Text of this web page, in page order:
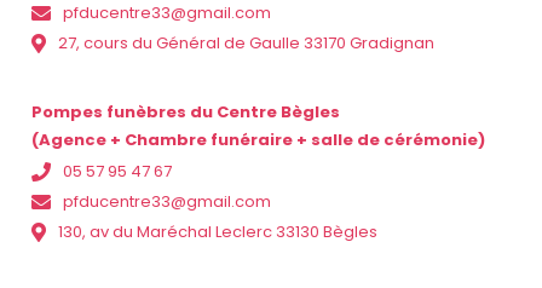
pfducentre33@gmail.com
27, cours du Général de Gaulle 33170 Gradignan
Pompes funèbres du Centre Bègles
(Agence + Chambre funéraire + salle de cérémonie)
05 57 95 47 67
pfducentre33@gmail.com
130, av du Maréchal Leclerc 33130 Bègles